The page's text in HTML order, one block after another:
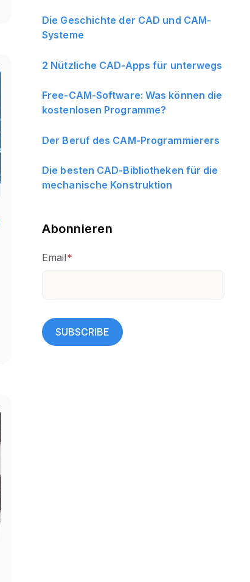
Die Geschichte der CAD und CAM-
Systeme
2 Nützliche CAD-Apps für unterwegs
Free-CAM-Software: Was können die
kostenlosen Programme?
Der Beruf des CAM-Programmierers
Die besten CAD-Bibliotheken für die
mechanische Konstruktion
Abonnieren
Email*